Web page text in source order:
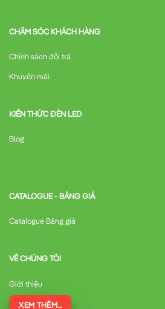
CHĂM SÓC KHÁCH HÀNG
Chính sách đổi trả
Khuyến mãi
KIẾN THỨC ĐÈN LED
Blog
CATALOGUE - BẢNG GIÁ
Catalogue Bảng giá
VỀ CHÚNG TÔI
Giới thiệu
XEM THÊM...